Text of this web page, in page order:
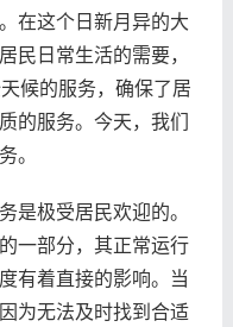
在这个日新月异的大
民日常生活的需要，
候的服务，确保了居
的服务。今天，我们
。
极受居民欢迎的。
一部分，其正常运行
有着直接的影响。当
为无法及时找到合适